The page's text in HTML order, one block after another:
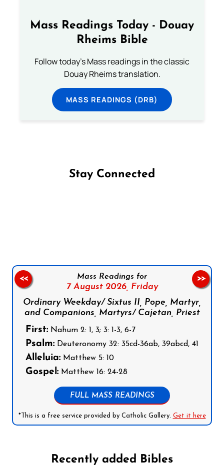
Mass Readings Today - Douay
Rheims Bible
Follow today's Mass readings in the classic
Douay Rheims translation.
MASS READINGS (DRB)
Stay Connected
Mass Readings for
7 August 2026, Friday
Ordinary Weekday/ Sixtus II, Pope, Martyr,
and Companions, Martyrs/ Cajetan, Priest
First: Nahum 2: 1, 3; 3: 1-3, 6-7
Psalm: Deuteronomy 32: 35cd-36ab, 39abcd, 41
Alleluia: Matthew 5: 10
Gospel: Matthew 16: 24-28
FULL MASS READINGS
*This is a free service provided by Catholic Gallery. Get it here
<< >>
Recently added Bibles